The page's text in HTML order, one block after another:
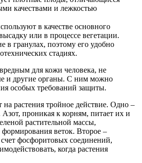
качествами и лежкостью
в качестве основного
или в процессе вегетации.
в гранулах, поэтому его удобно
стадиях.
для кожи человека, не
и другие органы. С ним можно
особых требований защиты.
на растения тройное действие. Одно –
Азот, проникая к корням, питает их и
растительной массы,
веток. Второе –
фосфоритовых соединений,
когда растения